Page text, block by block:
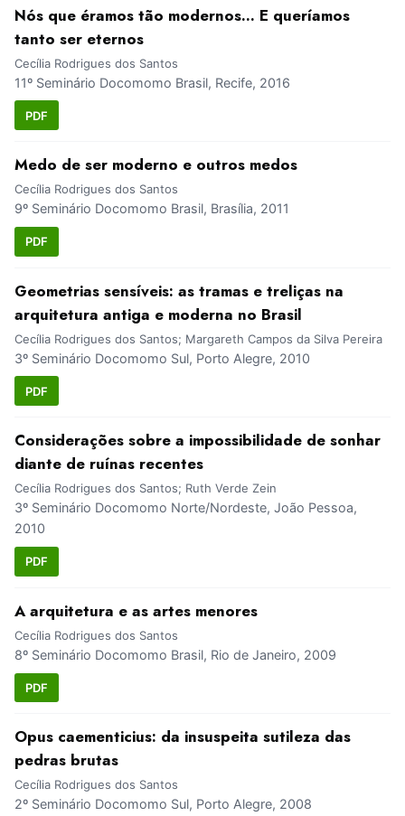
Nós que éramos tão modernos... E queríamos
tanto ser eternos
Cecília Rodrigues dos Santos
11º Seminário Docomomo Brasil, Recife, 2016
PDF
Medo de ser moderno e outros medos
Cecília Rodrigues dos Santos
9º Seminário Docomomo Brasil, Brasília, 2011
PDF
Geometrias sensíveis: as tramas e treliças na
arquitetura antiga e moderna no Brasil
Cecília Rodrigues dos Santos; Margareth Campos da Silva Pereira
3º Seminário Docomomo Sul, Porto Alegre, 2010
PDF
Considerações sobre a impossibilidade de sonhar
diante de ruínas recentes
Cecília Rodrigues dos Santos; Ruth Verde Zein
3º Seminário Docomomo Norte/Nordeste, João Pessoa,
2010
PDF
A arquitetura e as artes menores
Cecília Rodrigues dos Santos
8º Seminário Docomomo Brasil, Rio de Janeiro, 2009
PDF
Opus caementicius: da insuspeita sutileza das
pedras brutas
Cecília Rodrigues dos Santos
2º Seminário Docomomo Sul, Porto Alegre, 2008